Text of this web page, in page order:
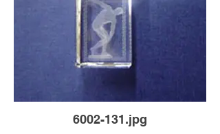
6002-131.jpg